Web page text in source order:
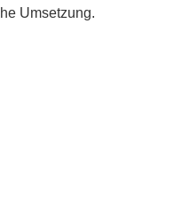
Umsetzung.